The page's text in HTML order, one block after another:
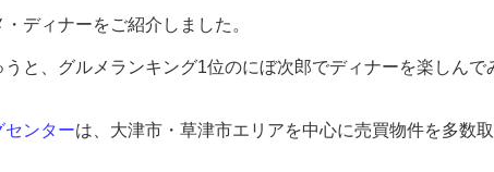
ディナーをご紹介しました。
と、グルメランキング1位のにぼ次郎でディナーを楽しんで
センターは、大津市・草津市エリアを中心に売買物件を多数取